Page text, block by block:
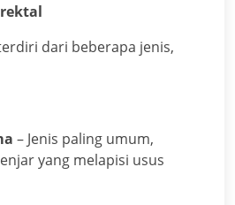
dari beberapa jenis,
– Jenis paling umum,
yang melapisi usus